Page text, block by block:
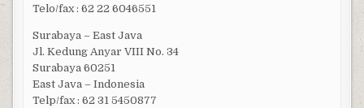
Telo/fax : 62 22 6046551
Surabaya – East Java
Jl. Kedung Anyar VIII No. 34
Surabaya 60251
East Java – Indonesia
Telp/fax : 62 31 5450877